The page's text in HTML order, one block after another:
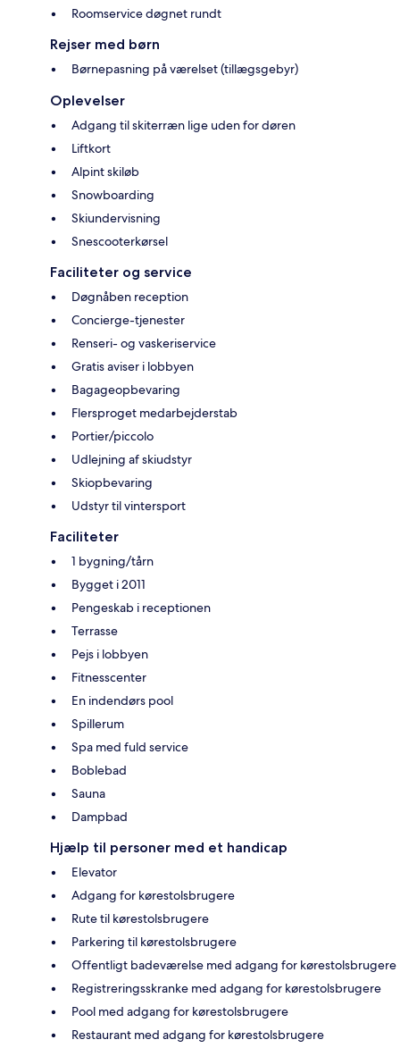
Roomservice døgnet rundt
Rejser med børn
Børnepasning på værelset (tillægsgebyr)
Oplevelser
Adgang til skiterræn lige uden for døren
Liftkort
Alpint skiløb
Snowboarding
Skiundervisning
Snescooterkørsel
Faciliteter og service
Døgnåben reception
Concierge-tjenester
Renseri- og vaskeriservice
Gratis aviser i lobbyen
Bagageopbevaring
Flersproget medarbejderstab
Portier/piccolo
Udlejning af skiudstyr
Skiopbevaring
Udstyr til vintersport
Faciliteter
1 bygning/tårn
Bygget i 2011
Pengeskab i receptionen
Terrasse
Pejs i lobbyen
Fitnesscenter
En indendørs pool
Spillerum
Spa med fuld service
Boblebad
Sauna
Dampbad
Hjælp til personer med et handicap
Elevator
Adgang for kørestolsbrugere
Rute til kørestolsbrugere
Parkering til kørestolsbrugere
Offentligt badeværelse med adgang for kørestolsbrugere
Registreringsskranke med adgang for kørestolsbrugere
Pool med adgang for kørestolsbrugere
Restaurant med adgang for kørestolsbrugere